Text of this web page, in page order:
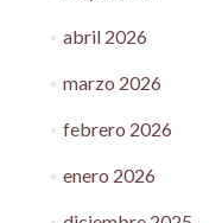
abril 2026
marzo 2026
febrero 2026
enero 2026